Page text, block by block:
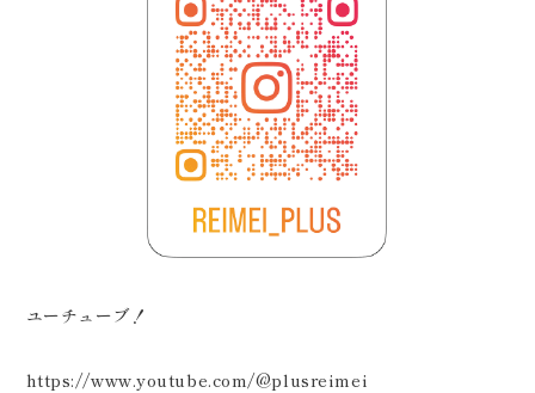
ユーチューブ！
https://www.youtube.com/@plusreimei